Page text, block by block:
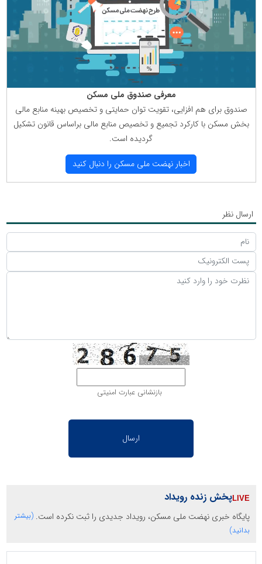
معرفی صندوق ملی مسكن
صندوق برای هم افزایی، تقویت توان حمایتی و تخصیص بهینه منابع مالی
بخش مسكن با كاركرد تجمیع و تخصیص منابع مالی براساس قانون تشكیل
گردیده است.
اخبار نهضت ملی مسكن را دنبال كنید
ارسال نظر
بازنشانی عبارت امنیتی
پخش زنده رویداد
پایگاه خبری نهضت ملی مسکن، رویداد جدیدی را ثبت نکرده است. (بیشتر
بدانید)